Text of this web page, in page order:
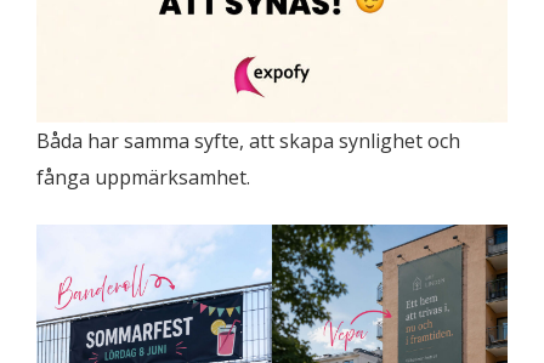
Båda har samma syfte, att skapa synlighet och
fånga uppmärksamhet.